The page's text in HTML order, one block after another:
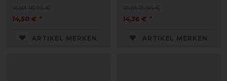
14,50 € *
ARTIKEL MERKEN
14,36 € *
ARTIKEL MERKEN